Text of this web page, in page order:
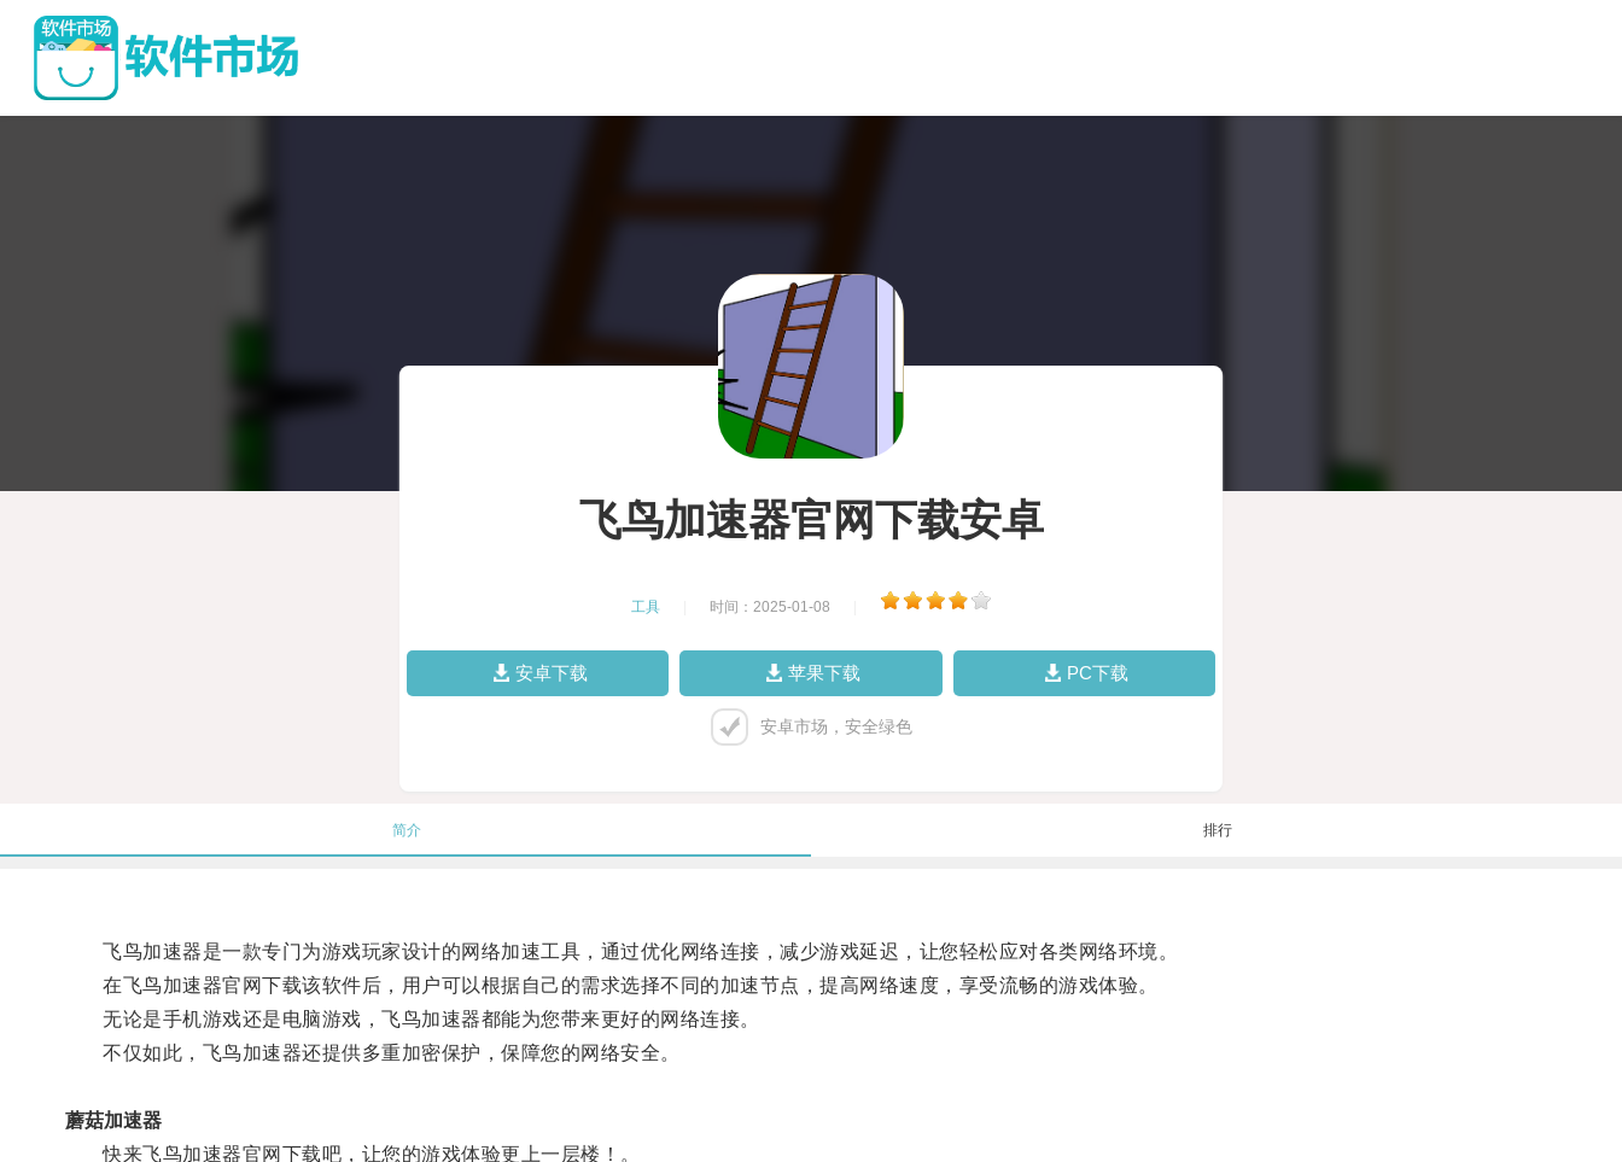
飞鸟加速器官网下载安卓
工具 时间：2025-01-08
安卓下载 苹果下载 PC下载
安卓市场，安全绿色
简介 排行
飞鸟加速器是一款专门为游戏玩家设计的网络加速工具，通过优化网络连接，减少游戏延迟，让您轻松应对各类网络环境。
在飞鸟加速器官网下载该软件后，用户可以根据自己的需求选择不同的加速节点，提高网络速度，享受流畅的游戏体验。
无论是手机游戏还是电脑游戏，飞鸟加速器都能为您带来更好的网络连接。
不仅如此，飞鸟加速器还提供多重加密保护，保障您的网络安全。
蘑菇加速器
快来飞鸟加速器官网下载吧，让您的游戏体验更上一层楼！。